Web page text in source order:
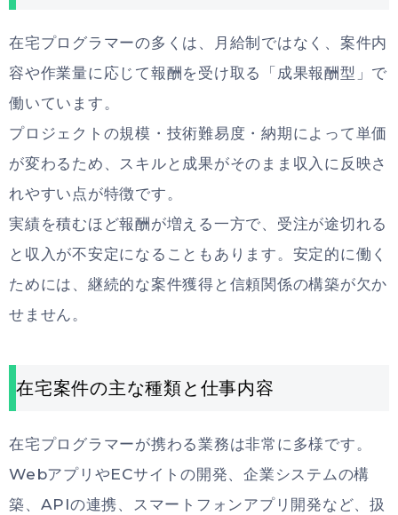
在宅プログラマーの多くは、月給制ではなく、案件内
容や作業量に応じて報酬を受け取る「成果報酬型」で
働いています。
プロジェクトの規模・技術難易度・納期によって単価
が変わるため、スキルと成果がそのまま収入に反映さ
れやすい点が特徴です。
実績を積むほど報酬が増える一方で、受注が途切れる
と収入が不安定になることもあります。安定的に働く
ためには、継続的な案件獲得と信頼関係の構築が欠か
せません。
在宅案件の主な種類と仕事内容
在宅プログラマーが携わる業務は非常に多様です。
WebアプリやECサイトの開発、企業システムの構
築、APIの連携、スマートフォンアプリ開発など、扱